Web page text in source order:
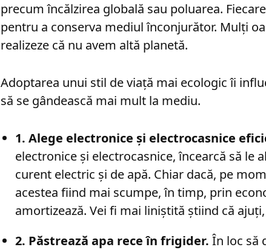
precum încălzirea globală sau poluarea.
pentru a conserva mediul înconjurător. Mulți
realizeze că nu avem altă planetă.
Adoptarea unui stil de viață mai ecologic îi
să se gândească mai mult la mediu.
1. Alege electronice și electrocasnice
electronice și electrocasnice, încearcă să le
curent electric și de apă. Chiar dacă, pe
acestea fiind mai scumpe, în timp, prin
amortizează. Vei fi mai liniștită știind că
2. Păstrează apa rece în frigider. În loc să